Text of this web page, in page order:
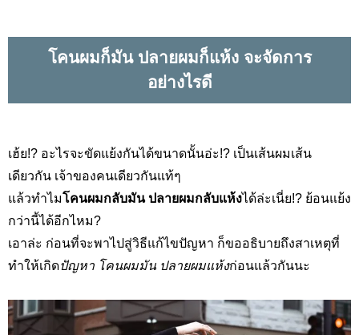
โคนผมก็มัน ปลายผมก็แห้ง จะจัดการ
อย่างไรดี
เฮ้ย!? อะไรจะขัดแย้งกันได้ขนาดนั้นอ่ะ!? เป็นเส้นผมเส้น
เดียวกัน เจ้าของคนเดียวกันแท้ๆ
แล้วทำไมโคนผมกลับมัน ปลายผมกลับแห้งได้ล่ะเนี่ย!? ย้อนแย้ง
กว่านี้ได้อีกไหม?
เอาล่ะ ก่อนที่จะพาไปสู่วิธีแก้ไขปัญหา ก็ขออธิบายถึงสาเหตุที่
ทำให้เกิดปัญหา โคนผมมัน ปลายผมแห้งก่อนแล้วกันนะ